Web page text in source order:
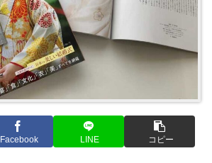
Facebook LINE コピー